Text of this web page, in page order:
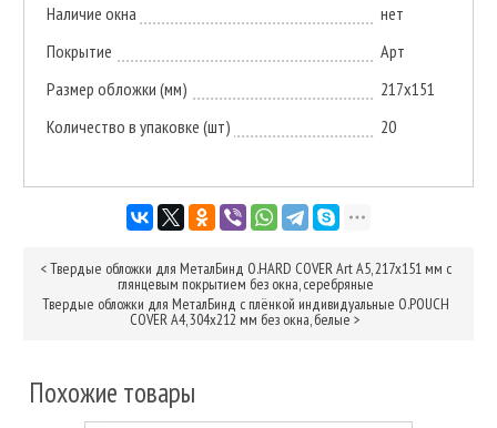
Наличие окна
нет
Покрытие
Арт
Размер обложки (мм)
217х151
Количество в упаковке (шт)
20
<Твердые обложки для МеталБинд O.HARD COVER Art А5, 217х151 мм с
глянцевым покрытием без окна, серебряные
Твердые обложки для МеталБинд с плёнкой индивидуальные O.POUCH
COVER А4, 304х212 мм без окна, белые>
Похожие товары